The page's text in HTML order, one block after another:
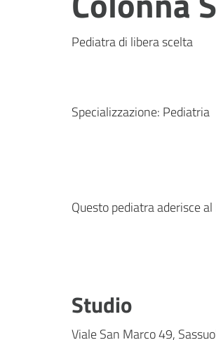
Pediatra di libera scelta
Specializzazione: Pediatria
Questo pediatra aderisce al
Studio
Viale San Marco 49,